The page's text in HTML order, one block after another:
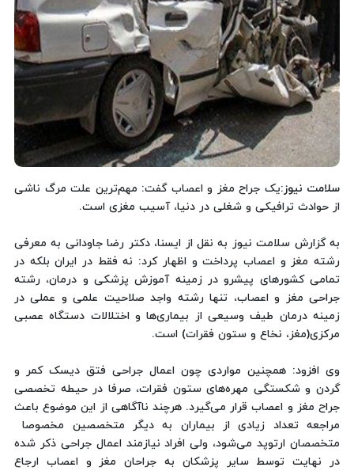
سلامت نیوز:یک جراح مغز و اعصاب گفت: مهم‌ترین علت مرگ ناشی
از حوادث ترافیکی و شغلی در دنیا، آسیب مغزی است.
به گزارش سلامت نیوز به نقل از ایسنا، دکتر رضا جاودانی به معرفی
رشته مغز و اعصاب پرداخت و اظهار کرد: نه فقط در ایران بلکه در
تمامی کشورهای پیشرو در زمینه آموزش پزشکی و درمان، رشته
جراحی مغز و اعصاب، تنها رشته واجد صلاحیت علمی و عملی در
زمینه درمان طیف وسیعی از بیماری‌ها و اختلالات دستگاه عصبی
مرکزی(مغز، نخاع و ستون فقرات) است.
وی افزود: همچنین مواردی چون اعمال جراحی فتق دیسک کمر و
گردن و شکستگی مهره‌های ستون فقرات، صرفا در حیطه تخصصی
جراح مغز و اعصاب قرار می‌گیرد. هرچند ناآگاهی از این موضوع باعث
مراجعه تعداد زیادی از بیماران به دیگر متخصصین مخصوصا
متخصصان ارتوپد می‌شود، ولی افراد نیازمند اعمال جراحی ذکر شده
در نهایت توسط سایر پزشکان به جراحان مغز و اعصاب ارجاع